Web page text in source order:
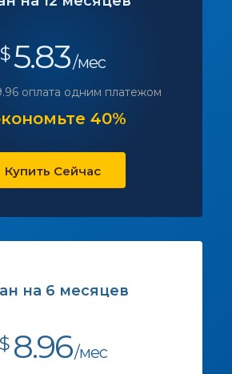
$ 5.83/мес
оплата одним платежом
40%
Купить Сейчас
на 6 месяцев
$ 8.96/мес